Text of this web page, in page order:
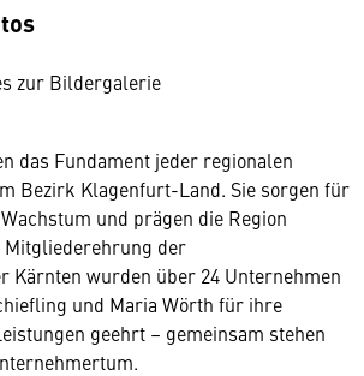
zur Bildergalerie
das Fundament jeder regionalen
Bezirk Klagenfurt-Land. Sie sorgen für
und prägen die Region
der
Kärnten wurden über 24 Unternehmen
und Maria Wörth für ihre
geehrt – gemeinsam stehen